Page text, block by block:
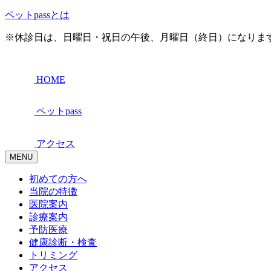
ペットpassとは
※休診日は、日曜日・祝日の午後、月曜日（終日）になりま
HOME
ペットpass
アクセス
MENU
初めての方へ
当院の特徴
医院案内
診療案内
予防医療
健康診断・検査
トリミング
アクセス